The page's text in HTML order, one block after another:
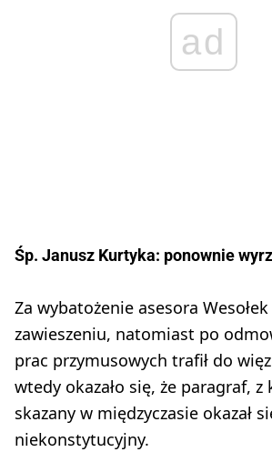
ad
Śp. Janusz Kurtyka: ponownie
Za wybatożenie asesora
zawieszeniu, natomiast po
prac przymusowych trafił do
wtedy okazało się, że paragraf, z
skazany w międzyczasie okazał
niekonstytucyjny.